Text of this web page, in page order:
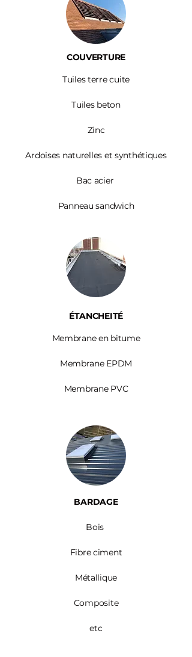
COUVERTURE
Tuiles terre cuite
Tuiles beton
Zinc​
Ardoises naturelles et synthétiques
Bac acier
Panneau sandwich
ÉTANCHEITÉ
Membrane en bitume
Membrane EPDM
Membrane PVC
BARDAGE​
Bois ​
Fibre ciment
Métallique
Composite
etc